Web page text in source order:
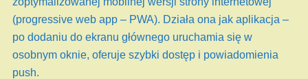
(progressive web app – PWA). Działa ona jak aplikacja –
po dodaniu do ekranu głównego uruchamia się w
osobnym oknie, oferuje szybki dostęp i powiadomienia
push.